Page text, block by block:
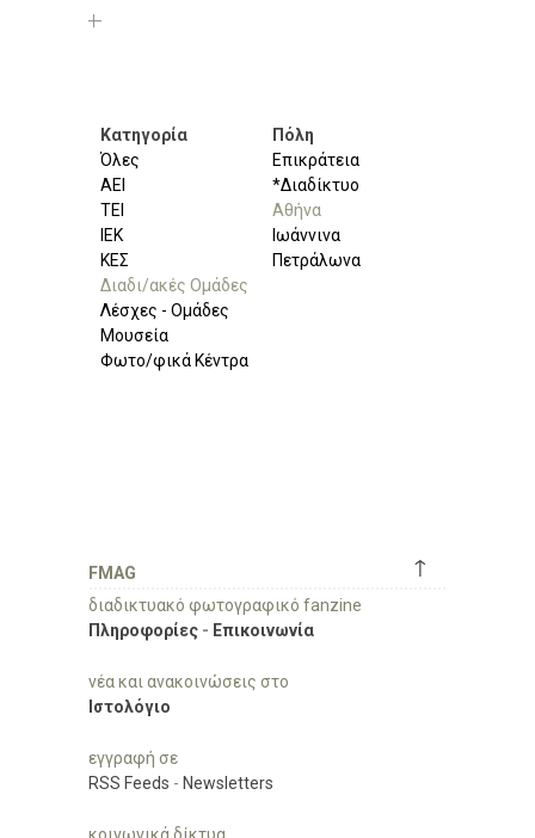
Κατηγορία
Όλες
ΑΕΙ
ΤΕΙ
ΙΕΚ
ΚΕΣ
Διαδι/ακές Ομάδες
Λέσχες - Ομάδες
Μουσεία
Φωτο/φικά Κέντρα
Πόλη
Επικράτεια
*Διαδίκτυο
Αθήνα
Ιωάννινα
Πετράλωνα
↑
FMAG
διαδικτυακό φωτογραφικό fanzine
Πληροφορίες - Επικοινωνία
νέα και ανακοινώσεις στο
Ιστολόγιο
εγγραφή σε
RSS Feeds - Newsletters